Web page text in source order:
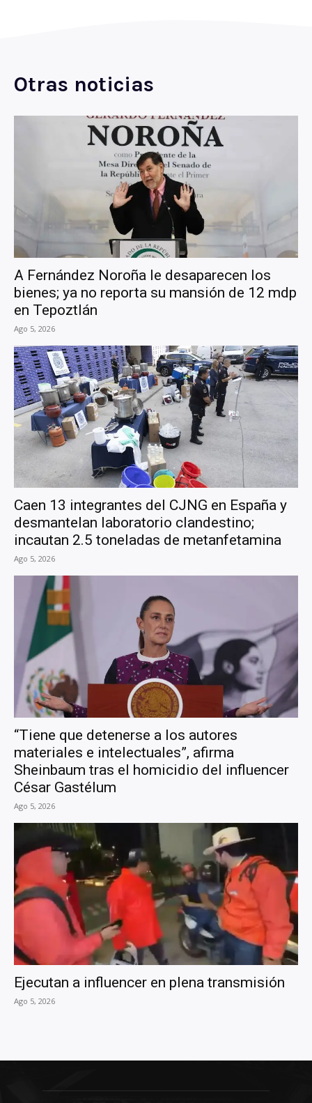
Otras noticias
A Fernández Noroña le desaparecen los
bienes; ya no reporta su mansión de 12 mdp
en Tepoztlán
Ago 5, 2026
Caen 13 integrantes del CJNG en España y
desmantelan laboratorio clandestino;
incautan 2.5 toneladas de metanfetamina
Ago 5, 2026
“Tiene que detenerse a los autores
materiales e intelectuales”, afirma
Sheinbaum tras el homicidio del influencer
César Gastélum
Ago 5, 2026
Ejecutan a influencer en plena transmisión
Ago 5, 2026